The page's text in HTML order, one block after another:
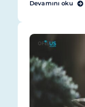
Devamını oku